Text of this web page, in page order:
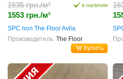
1635 грн./м²
1553 грн./м²
в наличии
SPC пол The Floor Avila
Производитель: The Floor
Купить